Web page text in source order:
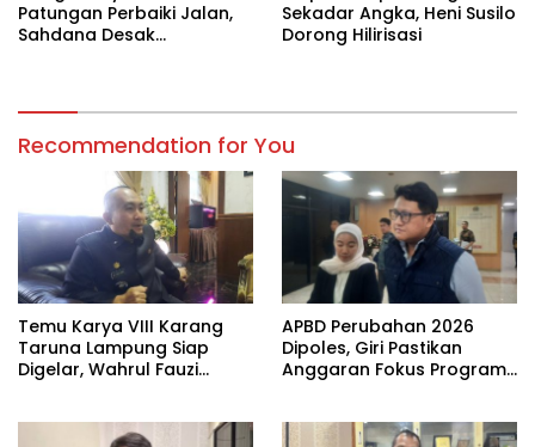
Patungan Perbaiki Jalan,
Sahdana Desak
Sekadar Angka, Heni Susilo
Dorong Hilirisasi
Recommendation for You
Temu Karya VIII Karang
Taruna Lampung Siap
Digelar, Wahrul Fauzi
APBD Perubahan 2026
Dipoles, Giri Pastikan
Anggaran Fokus Program